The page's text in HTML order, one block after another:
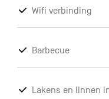
Wifi verbinding
Barbecue
Lakens en linnen